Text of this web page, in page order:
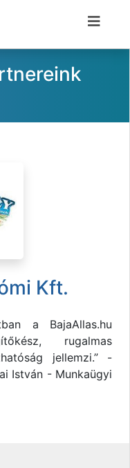
Kft.
a BajaAllas.hu
rugalmas
jellemzi.” -
István - Munkaügyi